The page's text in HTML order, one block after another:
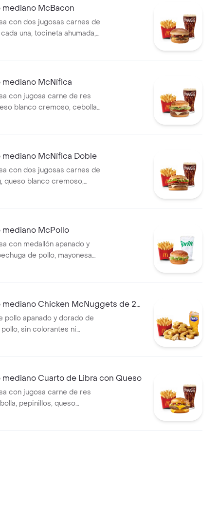
McBacon
con dos jugosas carnes de
una, tocineta ahumada,
cheddar cremoso, salsa
mediana a elección.
McNífica
con jugosa carne de res
blanco cremoso, cebolla,
lechuga, salsa de tomate,
mediana a elección.
McNífica Doble
con dos jugosas carnes de
queso blanco cremoso,
fresco, lechuga, salsa de
y bebida mediana
McPollo
con medallón apanado y
de pollo, mayonesa
fresca, en pan con
Chicken McNuggets de 20
pollo apanado y dorado de
sin colorantes ni
artificiales. Acompañadas
Cuarto de Libra con Queso
con jugosa carne de res
pepinillos, queso
salsa de tomate y